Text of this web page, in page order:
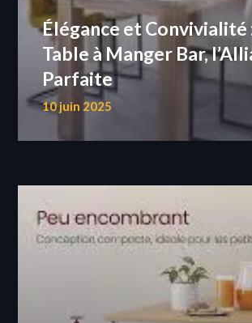
Élégance et Convivialité
Table à Manger Bar,
Parfaite
10 juin 2025